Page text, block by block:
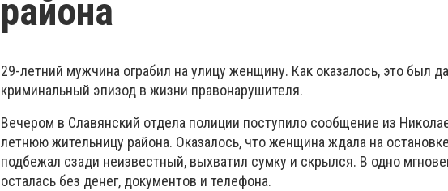
района
29-летний мужчина ограбил на улицу женщину. Как оказалось, это был
криминальный эпизод в жизни правонарушителя.
Вечером в Славянский отдела полиции поступило сообщение из
летнюю жительницу района. Оказалось, что женщина ждала на
подбежал сзади неизвестный, выхватил сумку и скрылся. В одно
осталась без денег, документов и телефона.